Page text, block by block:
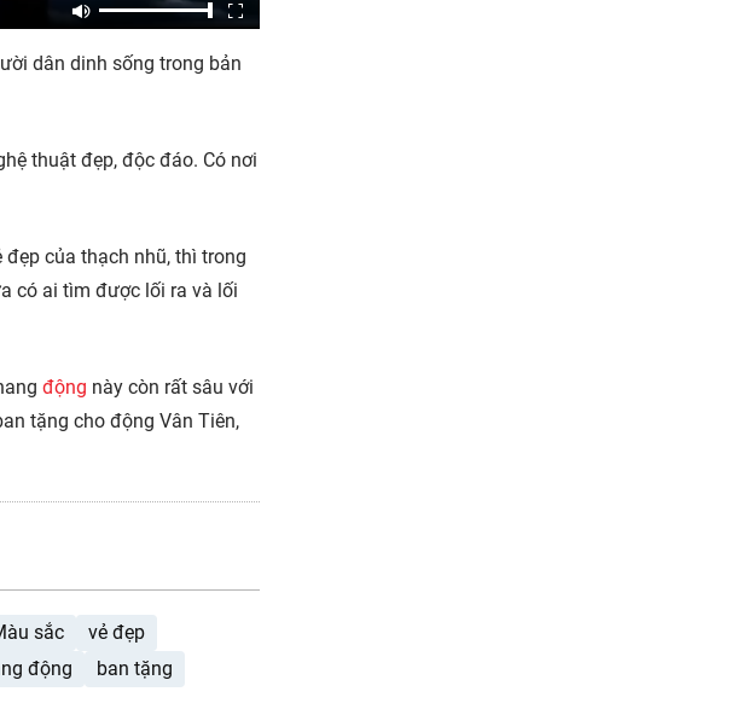
dân dinh sống trong bản
thuật đẹp, độc đáo. Có nơi
của thạch nhũ, thì trong
có ai tìm được lối ra và lối
động này còn rất sâu với
tặng cho động Vân Tiên,
sắc
vẻ đẹp
động ban tặng